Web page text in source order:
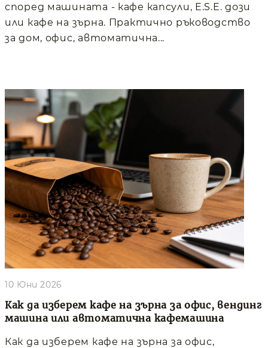
според машината - кафе капсули, E.S.E. дози
или кафе на зърна. Практично ръководство
за дом, офис, автоматична...
Как да изберем кафе на зърна за офис, вендинг
машина или автоматична кафемашина
10 Юни 2026
Как да изберем кафе на зърна за офис,